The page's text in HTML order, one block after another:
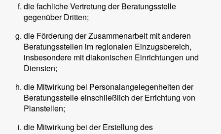
die fachliche Vertretung der Beratungsstelle
gegenüber Dritten;
die Förderung der Zusammenarbeit mit anderen
Beratungsstellen im regionalen Einzugsbereich,
insbesondere mit diakonischen Einrichtungen und
Diensten;
die Mitwirkung bei Personalangelegenheiten der
Beratungsstelle einschließlich der Errichtung von
Planstellen;
die Mitwirkung bei der Erstellung des